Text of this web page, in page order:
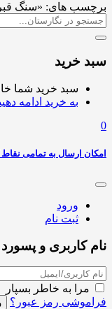
برچسب های: «سنگ
سبد خرید
سبد خرید شما
به خرید ادامه
0
امکان ارسال به تمامی
ورود
ثبت نام
نام کاربری و پسورد
مرا به خاطر بسپار
فراموشی رمز عبور؟